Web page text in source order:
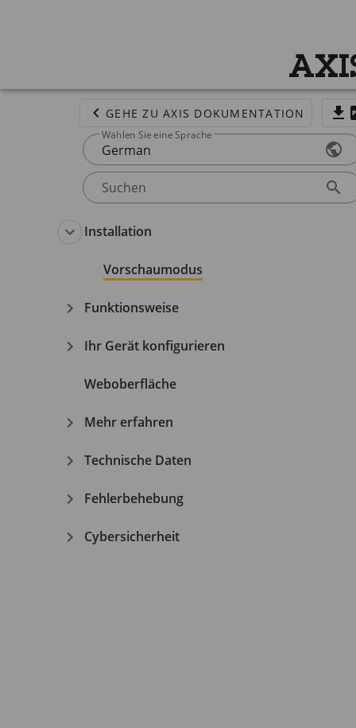
GEHE ZU AXIS DOKUMENTATION
Wählen Sie eine Sprache
German
Suchen
Installation
Vorschaumodus
Funktionsweise
Ihr Gerät konfigurieren
Weboberfläche
Mehr erfahren
Technische Daten
Fehlerbehebung
Cybersicherheit